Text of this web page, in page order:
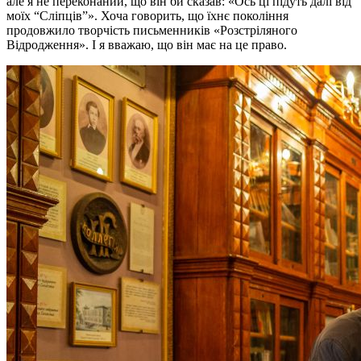
моїх “Сліпців”». Хоча говорить, що їхнє покоління
продовжило творчість письменників «Розстріляного
Відродження». І я вважаю, що він має на це право.